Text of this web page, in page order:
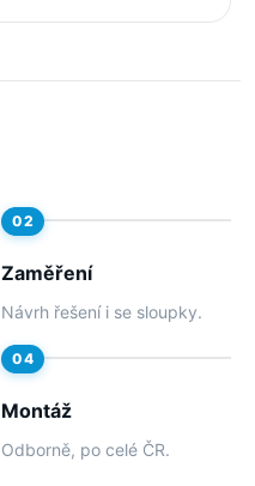
Zaměření
Návrh řešení i se sloupky.
Montáž
Odborně, po celé ČR.